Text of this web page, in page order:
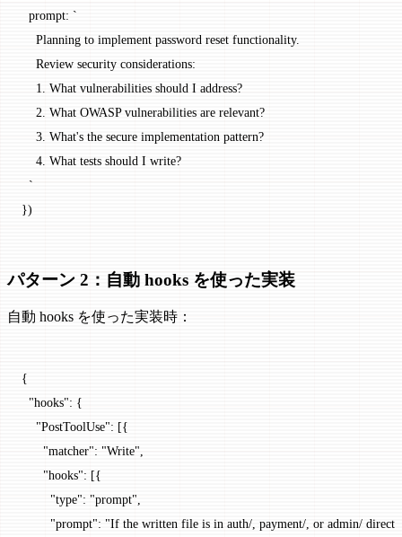
  prompt:
`
    Planning to implement password reset functionality.
    Review security considerations:
    1. What vulnerabilities should I address?
    2. What OWASP vulnerabilities are relevant?
    3. What's the secure implementation pattern?
    4. What tests should I write?
  `
})
パターン 2：自動 hooks を使った実装
自動 hooks を使った実装時：
{
  "hooks"
: {
    "PostToolUse"
: [{
      "matcher"
: "Write"
      "hooks"
: [{
        "type"
: "prompt"
        "prompt"
: "If the written file is in auth/, payment/, or admin/